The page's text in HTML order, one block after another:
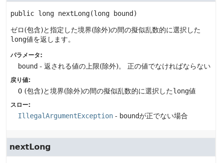
public long nextLong(long bound)
ゼロ(包含)と指定した境界(除外)の間の擬似乱数的に選択した
long値を返します。
パラメータ:
bound - 返される値の上限(除外)。 正の値でなければならない
戻り値:
0 (包含)と境界(除外)の間の擬似乱数的に選択したlong値
スロー:
IllegalArgumentException - boundが正でない場合
nextLong